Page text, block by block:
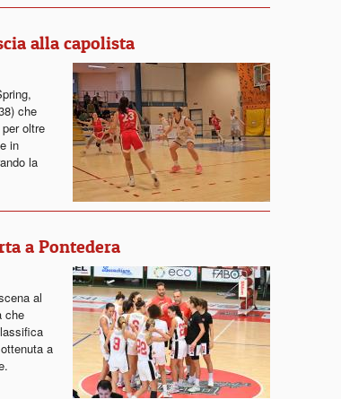
alla capolista
che
oltre
in
la
a Pontedera
al
che
a